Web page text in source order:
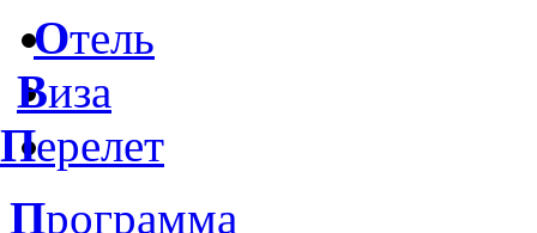
Отель
Виза
Перелет
Программа